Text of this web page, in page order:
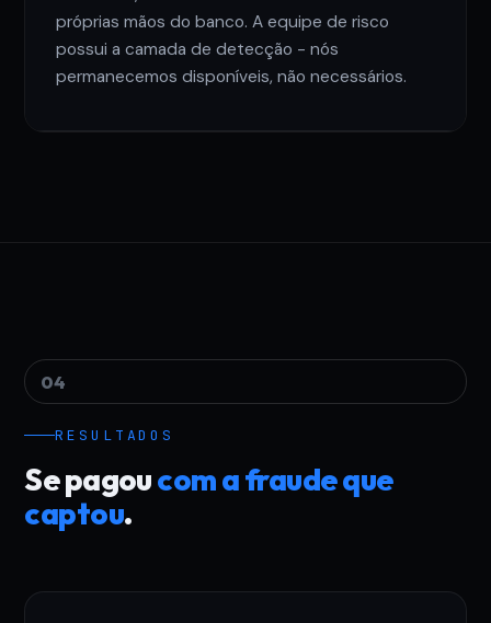
próprias mãos do banco. A equipe de risco
possui a camada de detecção - nós
permanecemos disponíveis, não necessários.
04
RESULTADOS
Se pagoucom a fraude que
captou.